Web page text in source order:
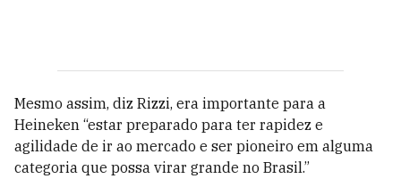
Mesmo assim, diz Rizzi, era importante para a
Heineken “estar preparado para ter rapidez e
agilidade de ir ao mercado e ser pioneiro em alguma
categoria que possa virar grande no Brasil.”